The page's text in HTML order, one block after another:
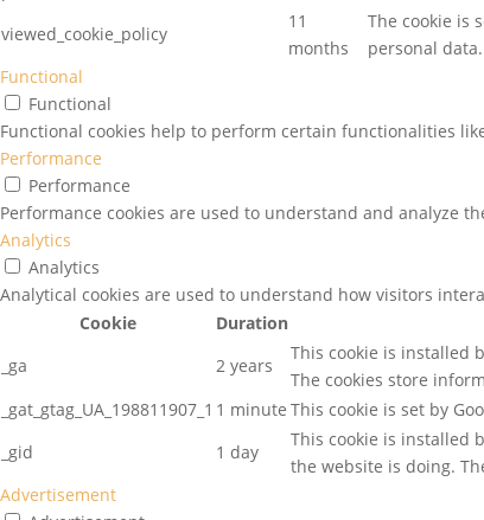
viewed_cookie_policy
11
months
The cookie is
personal data.
Functional
Functional
Functional cookies help to perform certain functionalities
Performance
Performance
Performance cookies are used to understand and analyze
Analytics
Analytics
Analytical cookies are used to understand how visitors
Cookie
Duration
_ga
2 years
This cookie is installed
The cookies store
_gat_gtag_UA_198811907_1 1 minute This cookie is set by
_gid
1 day
This cookie is installed
the website is doing.
Advertisement